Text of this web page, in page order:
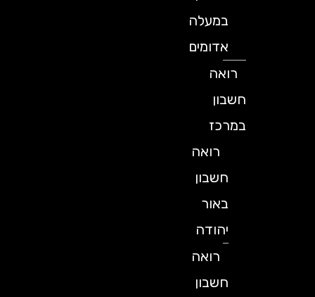
במעלה
אדומים
רואה
חשבון
במרכז
רואה
חשבון
באור
יהודה
רואה
חשבון